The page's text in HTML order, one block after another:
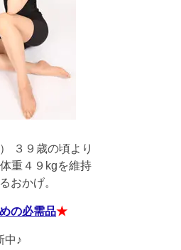
３９歳の頃より
重４９kgを維持
おかげ。
の必需品★
中♪